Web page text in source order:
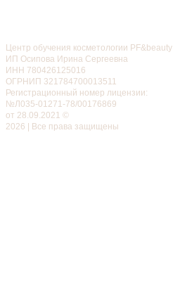
Центр обучения косметологии PF&beauty
ИП Осипова Ирина Сергеевна
ИНН 780426125016
ОГРНИП 321784700013511
Регистрационный номер лицензии:
№Л035-01271-78/00176869
от 28.09.2021 ©
2026 | Все права защищены